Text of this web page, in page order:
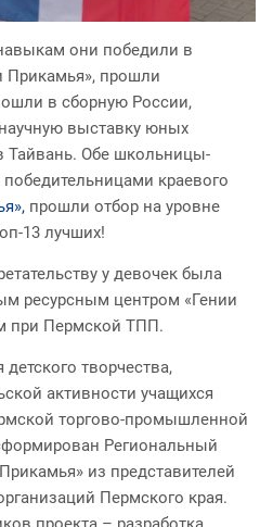
они победили в
Прикамья», прошли
в сборную России,
выставку юных
Тайвань. Обе школьницы-
краевого
прошли отбор на уровне
13 лучших!
у девочек была
ресурсным центром «Гении
при Пермской ТПП.
творчества,
активности учащихся
торгово-промышленной
Региональный
из представителей
Пермского края.